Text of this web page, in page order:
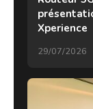
Xperience
29/07/2026